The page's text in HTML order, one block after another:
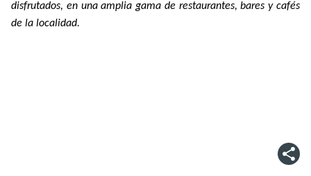
disfrutados, en una amplia gama de restaurantes, bares y cafés
de la localidad.